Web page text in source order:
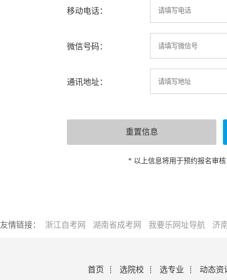
移动电话：
微信号码：
通讯地址：
* 以上信息将用于预约报名审
友情链接： 浙江自考网 湖南省成考网 我要乐网址导航 济
首页 选院校 选专业
动态资